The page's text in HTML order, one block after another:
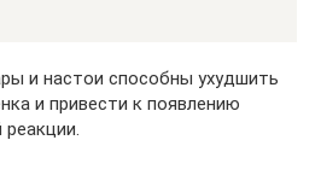
и настои способны ухудшить
и привести к появлению
реакции.